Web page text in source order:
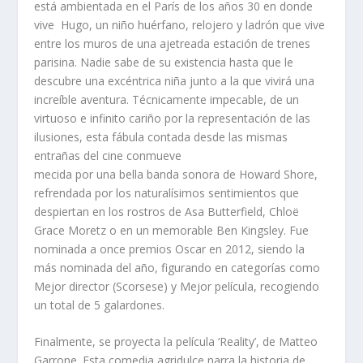
está ambientada en el París de los años 30 en donde
vive Hugo, un niño huérfano, relojero y ladrón que vive
entre los muros de una ajetreada estación de trenes
parisina. Nadie sabe de su existencia hasta que le
descubre una excéntrica niña junto a la que vivirá una
increíble aventura. Técnicamente impecable, de un
virtuoso e infinito cariño por la representación de las
ilusiones, esta fábula contada desde las mismas
entrañas del cine conmueve
mecida por una bella banda sonora de Howard Shore,
refrendada por los naturalísimos sentimientos que
despiertan en los rostros de Asa Butterfield, Chloë
Grace Moretz o en un memorable Ben Kingsley. Fue
nominada a once premios Oscar en 2012, siendo la
más nominada del año, figurando en categorías como
Mejor director (Scorsese) y Mejor película, recogiendo
un total de 5 galardones.
Finalmente, se proyecta la película ‘Reality’, de Matteo